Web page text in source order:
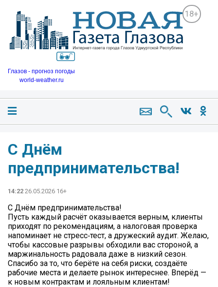
18+
Глазов - прогноз погоды
world-weather.ru
С Днём
предпринимательства!
14:22 26.05.2026 16+
С Днём предпринимательства!
Пусть каждый расчёт оказывается верным, клиенты
приходят по рекомендациям, а налоговая проверка
напоминает не стресс‑тест, а дружеский аудит. Желаю,
чтобы кассовые разрывы обходили вас стороной, а
маржинальность радовала даже в низкий сезон.
Спасибо за то, что берёте на себя риски, создаёте
рабочие места и делаете рынок интереснее. Вперёд —
к новым контрактам и лояльным клиентам!